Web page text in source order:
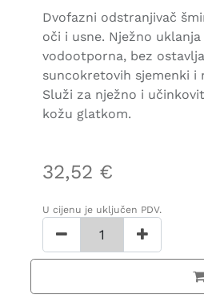
Dvofazni odstranjivač
oči i usne. Nježno
vodootporna, bez
suncokretovih sjemenki i
Služi za nježno i
kožu glatkom.
32,52 €
U cijenu je uključen PDV.